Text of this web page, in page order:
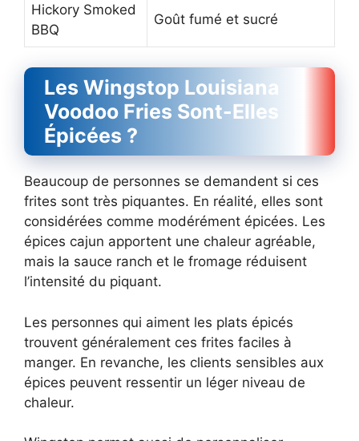
Hickory Smoked
BBQ
Goût fumé et sucré
Les Wingstop Louisiana
Voodoo Fries Sont-Elles
Épicées ?
Beaucoup de personnes se demandent si ces
frites sont très piquantes. En réalité, elles sont
considérées comme modérément épicées. Les
épices cajun apportent une chaleur agréable,
mais la sauce ranch et le fromage réduisent
l’intensité du piquant.
Les personnes qui aiment les plats épicés
trouvent généralement ces frites faciles à
manger. En revanche, les clients sensibles aux
épices peuvent ressentir un léger niveau de
chaleur.